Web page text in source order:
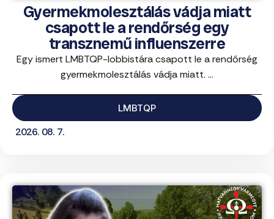
Gyermekmolesztálás vádja miatt
csapott le a rendőrség egy
transznemű influenszerre
Egy ismert LMBTQP-lobbistára csapott le a rendőrség
gyermekmolesztálás vádja miatt. ...
LMBTQP
2026. 08. 7.